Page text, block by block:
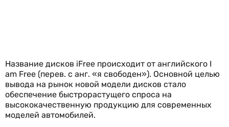
Название дисков iFree происходит от английского I
am Free (перев. с анг. «я свободен»). Основной целью
вывода на рынок новой модели дисков стало
обеспечение быстрорастущего спроса на
высококачественную продукцию для современных
моделей автомобилей.